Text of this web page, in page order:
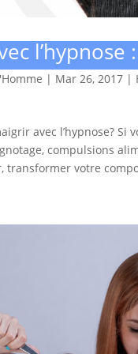
l’hypnose
| Mar 26, 2017|
avec l’hypnose? Si
compulsions
transformer votre